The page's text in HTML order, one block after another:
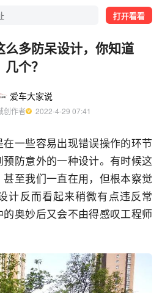
打开看看
么多防呆设计，你知道
几个？
爱车大家说
创作者
  2022-4-29 07:41
一些容易出现错误操作的环节
防意外的一种设计。有时候这
至我们一直在用，但根本察觉
计反而看起来稍微有点违反常
奥妙后又会不由得感叹工程师